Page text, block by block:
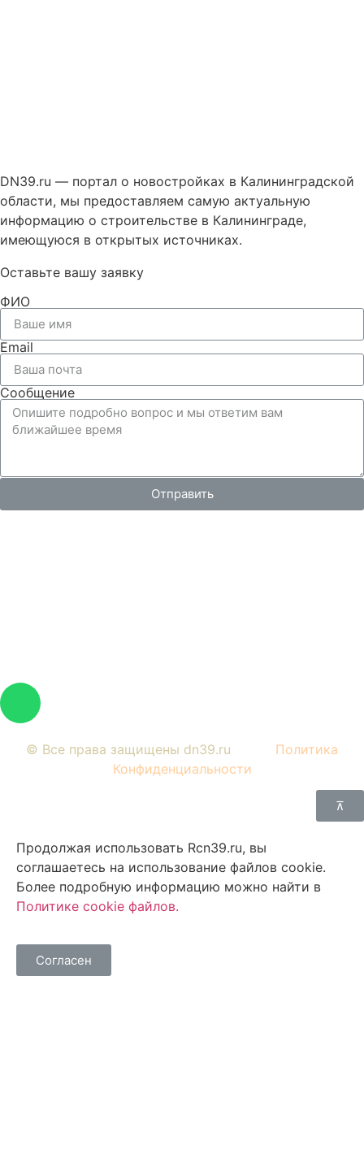
DN39.ru — портал о новостройках в Калининградской
области, мы предоставляем самую актуальную
информацию о строительстве в Калининграде,
имеющуюся в открытых источниках.
Оставьте вашу заявку
ФИО
Email
Сообщение
Отправить
© Все права защищены dn39.ru Политика
Конфиденциальности
⊼
Продолжая использовать Rcn39.ru, вы
соглашаетесь на использование файлов cookie.
Более подробную информацию можно найти в
Политике cookie файлов.
Согласен